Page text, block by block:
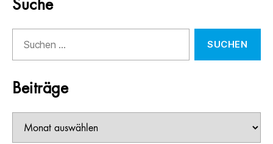
Suche
nach:
Beiträge